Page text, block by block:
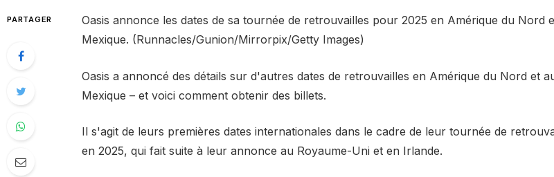
PARTAGER
Oasis annonce les dates de sa tournée de retrouvailles pour 2025 en Amérique du Nord
Mexique. (Runnacles/Gunion/Mirrorpix/Getty Images)
Oasis a annoncé des détails sur d'autres dates de retrouvailles en Amérique du Nord et
Mexique – et voici comment obtenir des billets.
Il s'agit de leurs premières dates internationales dans le cadre de leur tournée de
en 2025, qui fait suite à leur annonce au Royaume-Uni et en Irlande.